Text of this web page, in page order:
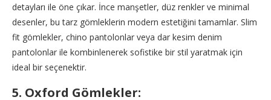
detayları ile öne çıkar. İnce manşetler, düz renkler ve minimal
desenler, bu tarz gömleklerin modern estetiğini tamamlar. Slim
fit gömlekler, chino pantolonlar veya dar kesim denim
pantolonlar ile kombinlenerek sofistike bir stil yaratmak için
ideal bir seçenektir.
5. Oxford Gömlekler: